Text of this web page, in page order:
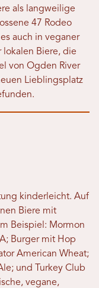
als langweilige
47 Rodeo
auch in veganer
lokalen Biere, die
von Ogden River
Lieblingsplatz
kinderleicht. Auf
Biere mit
Beispiel: Mormon
Burger mit Hop
American Wheat;
und Turkey Club
vegane,